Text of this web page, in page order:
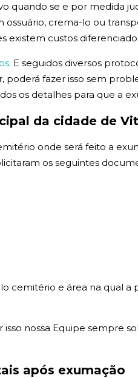
quando se e por medida
crema-lo ou
custos
. E seguidos diversos
fazer isso sem
os detalhes para que a
da cidade de
onde será feito a
os seguintes
cemitério e área na qual a
nossa Equipe sempre
após exumação